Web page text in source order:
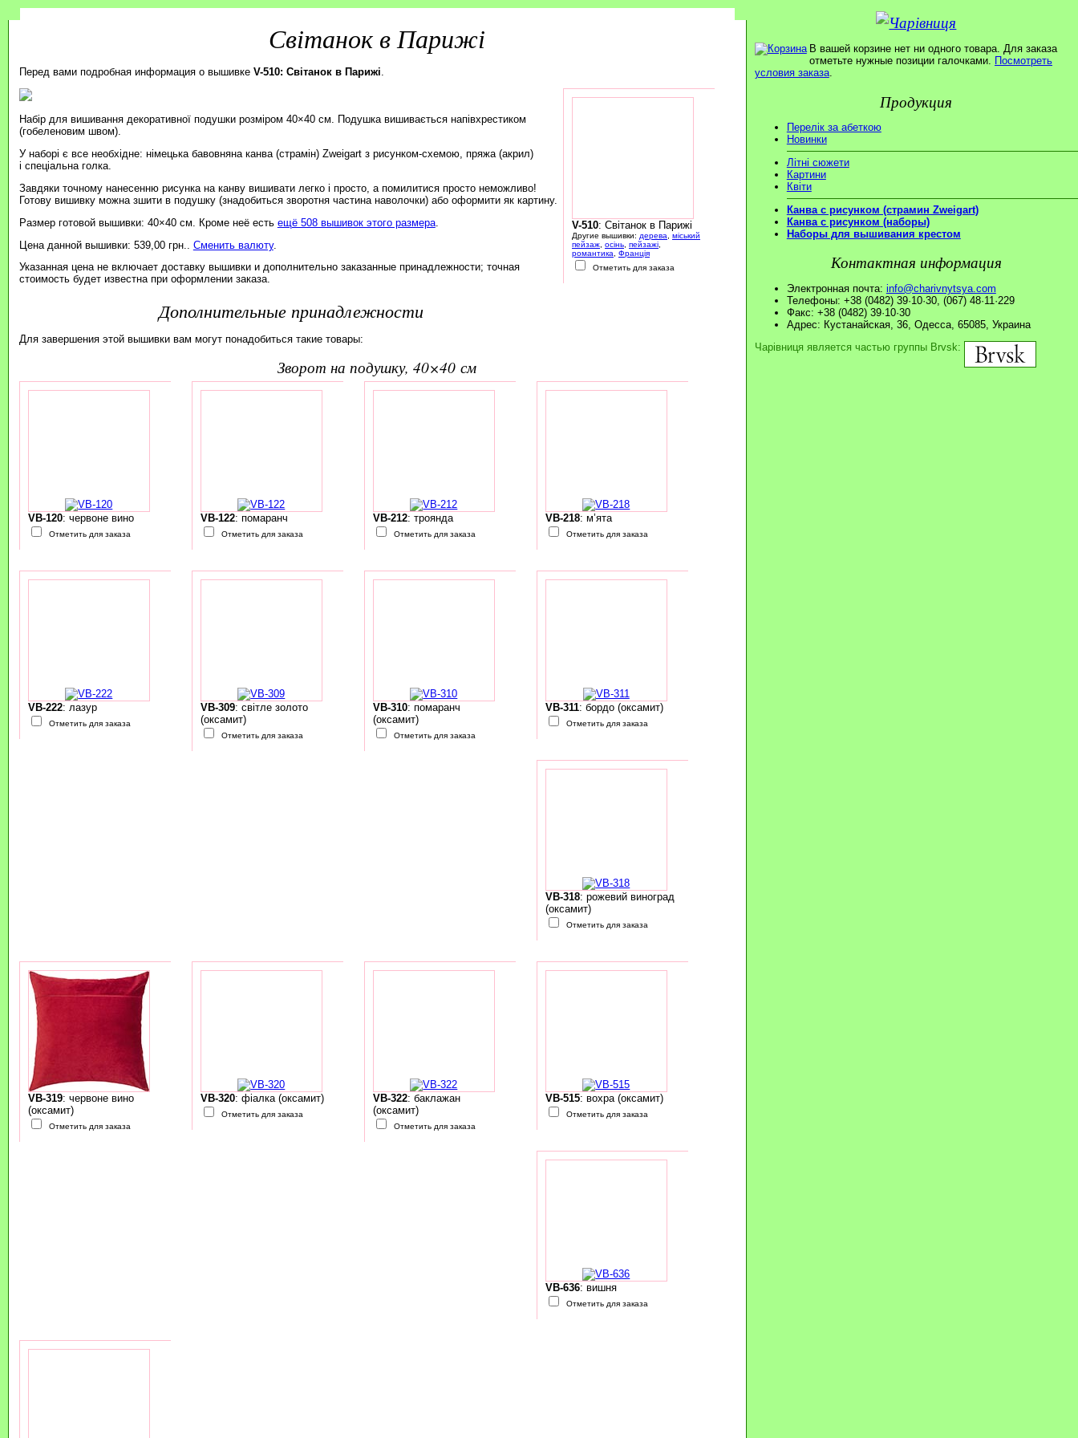
Світанок в Парижі
Перед вами подробная информация о вышивке V-510: Світанок в Парижі
V-510: Світанок в Парижі
Другие вышивки: дерева
міський
пейзаж осінь пейзажі
романтика
Франція
Отметить для заказа
Набір для вишивання декоративної подушки розміром 40×40 см. Подушка вишивається напівхрестиком
(гобеленовим швом).
У наборі є все необхідне: німецька бавовняна канва (страмін) Zweigart з рисунком-схемою, пряжа (акрил)
і спеціальна голка.
Завдяки точному нанесенню рисунка на канву вишивати легко і просто, а помилитися просто неможливо!
Готову вишивку можна зшити в подушку (знадобиться зворотня частина наволочки) або оформити як картину.
Размер готовой вышивки: 40×40 см. Кроме неё есть ещё 508 вышивок этого размера.
Цена данной вышивки: 539,00 грн.. Сменить валюту.
Указанная цена не включает доставку вышивки и дополнительно заказанные принадлежности; точная
стоимость будет известна при оформлении заказа.
Дополнительные принадлежности
Для завершения этой вышивки вам могут понадобиться такие товары:
зворот на подушку, 40×40 см
VB-120: червоне вино
Отметить для заказа
VB-122: помаранч
Отметить для заказа
VB-212: троянда
Отметить для заказа
VB-218: м’ята
Отметить для заказа
VB-222: лазур
Отметить для заказа
VB-309: світле золото
(оксамит)
Отметить для заказа
VB-310: помаранч
(оксамит)
Отметить для заказа
VB-311: бордо (оксамит)
Отметить для заказа
VB-318: рожевий виноград
(оксамит)
Отметить для заказа
VB-319: червоне вино
(оксамит)
Отметить для заказа
VB-320: фіалка (оксамит)
Отметить для заказа
VB-322: баклажан
(оксамит)
Отметить для заказа
VB-515: вохра (оксамит)
Отметить для заказа
VB-636: вишня
Отметить для заказа
В вашей корзине нет ни одного товара. Для заказа
отметьте нужные позиции галочками. Посмотреть
условия заказа.
Продукция
Перелік за абеткою
Новинки
Літні сюжети
Картини
Квіти
Канва с рисунком (страмин Zweigart)
Канва с рисунком (наборы)
Наборы для вышивания крестом
Контактная информация
Электронная почта: info@charivnytsya.com
Телефоны: +38 (0482) 39·10·30, (067) 48·11·229
Факс: +38 (0482) 39·10·30
Адрес: Кустанайская, 36, Одесса, 65085, Украина
Чарівниця является частью группы Brvsk: